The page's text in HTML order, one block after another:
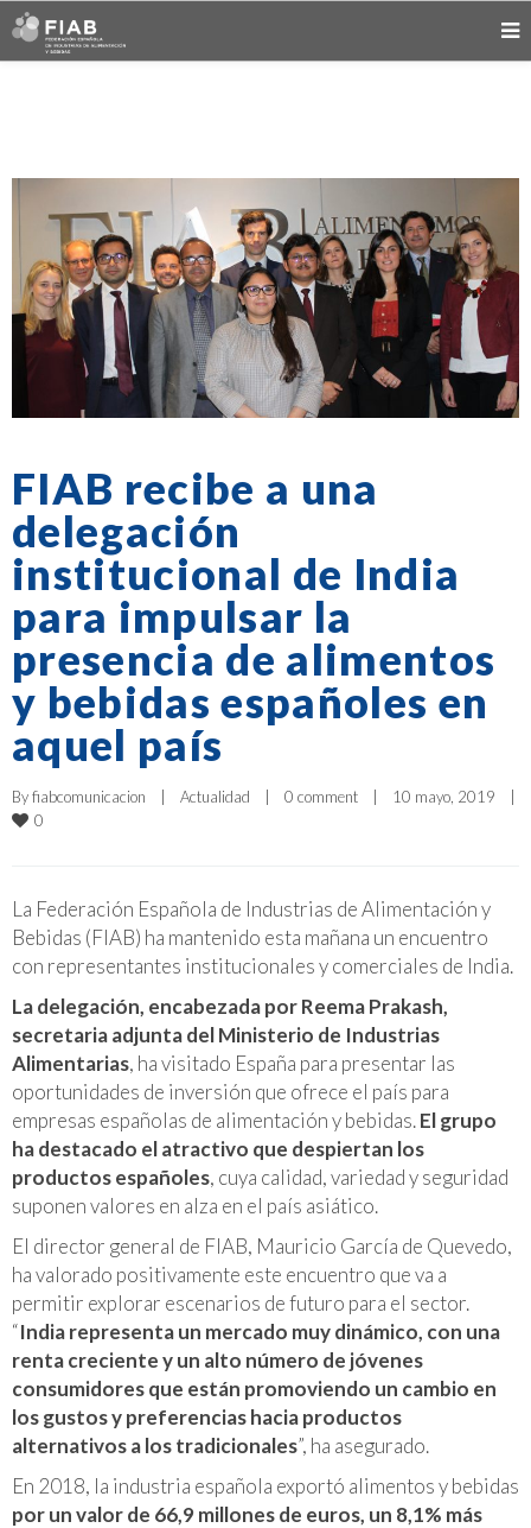
FIAB recibe a una
delegación
institucional de India
para impulsar la
presencia de alimentos
y bebidas españoles en
aquel país
By fiabcomunicacion Actualidad 0 comment 10 mayo, 2019
0
La Federación Española de Industrias de Alimentación y
Bebidas (FIAB) ha mantenido esta mañana un encuentro
con representantes institucionales y comerciales de India.
La delegación, encabezada por Reema Prakash,
secretaria adjunta del Ministerio de Industrias
Alimentarias, ha visitado España para presentar las
oportunidades de inversión que ofrece el país para
empresas españolas de alimentación y bebidas.El grupo
ha destacado el atractivo que despiertan los
productos españoles, cuya calidad, variedad y seguridad
suponen valores en alza en el país asiático.
El director general de FIAB, Mauricio García de Quevedo,
ha valorado positivamente este encuentro que va a
permitir explorar escenarios de futuro para el sector.
“India representa un mercado muy dinámico, con una
renta creciente y un alto número de jóvenes
consumidores que están promoviendo un cambio en
los gustos y preferencias hacia productos
alternativos a los tradicionales”, ha asegurado.
En 2018, la industria española exportó alimentos y bebidas
por un valor de 66,9 millones de euros, un 8,1% más